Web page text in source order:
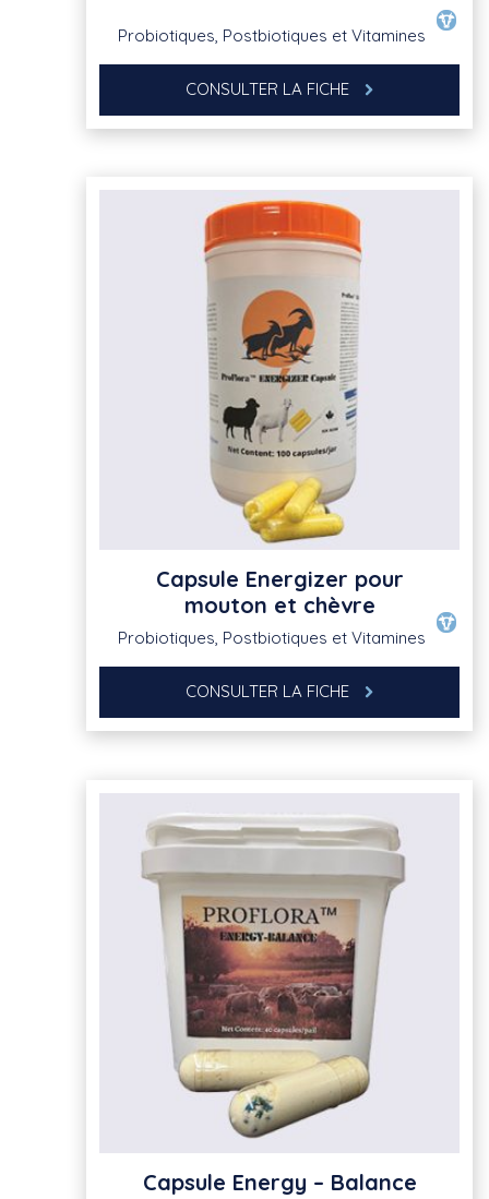
Probiotiques, Postbiotiques et Vitamines
CONSULTER LA FICHE
Capsule Energizer pour
mouton et chèvre
Probiotiques, Postbiotiques et Vitamines
CONSULTER LA FICHE
Capsule Energy – Balance